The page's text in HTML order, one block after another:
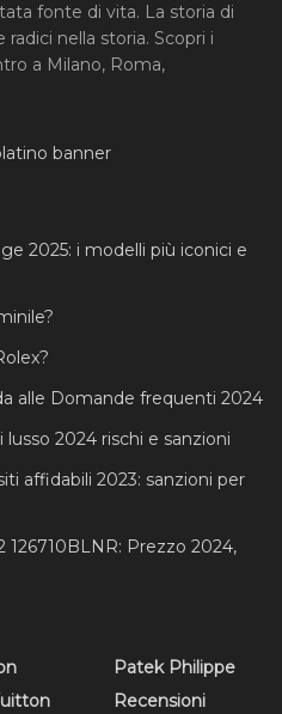
fonte di vita. La storia di
nella storia. Scopri i
a Milano, Roma,
2025: i modelli più iconici e
alle Domande frequenti 2024
2024 rischi e sanzioni
affidabili 2023: sanzioni per
126710BLNR: Prezzo 2024,
Patek Philippe
Recensioni